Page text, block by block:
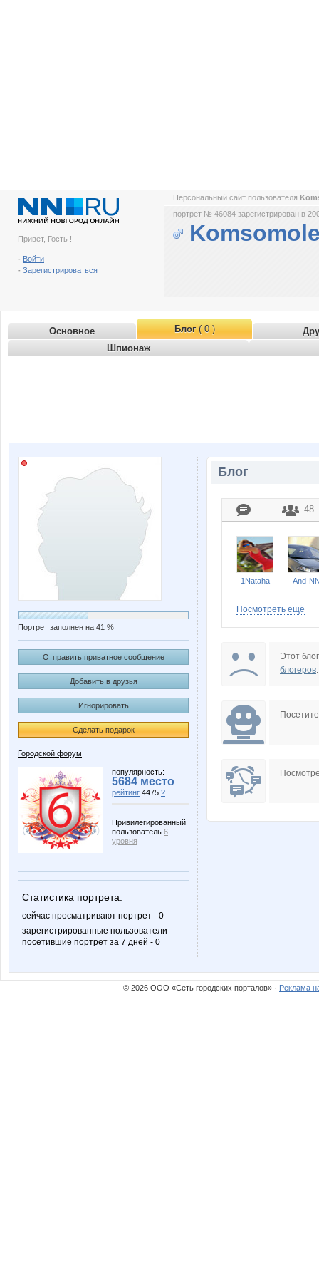
Привет, Гость !
- Войти
- Зарегистрироваться
Персональный сайт пользователя
портрет № 46084 зарегистрирован в
Основное Блог( 0 )
Шпионаж
Портрет заполнен на 41 %
Отправить приватное сообщение
Добавить в друзья
Игнорировать
Сделать подарок
Городской форум
популярность:
5684 место
рейтинг 4475 ?
Привилегированный
пользователь 6
уровня
Статистика портрета:
сейчас просматривают портрет - 0
зарегистрированные пользователи
посетившие портрет за 7 дней - 0
Блог
48
1Nataha And-
Syr
piz vp
Посмотреть ещё
Этот
блогеров.
© 2026 ООО «Сеть городских порталов» · Реклама